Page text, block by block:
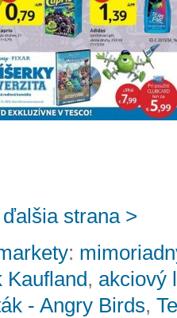
ďalšia strana >
:
Kaufland, akciový
- Angry Birds,